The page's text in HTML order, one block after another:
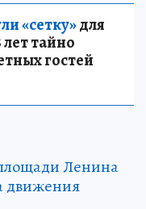
«сетку»для
тайно
гостей
Ленина
движения